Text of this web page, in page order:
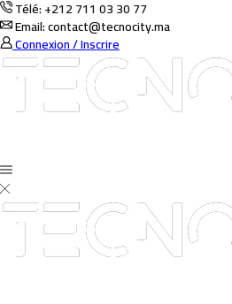
Télé: +212 711 03 30 77
Email: contact@tecnocity.ma
Connexion / Inscrire